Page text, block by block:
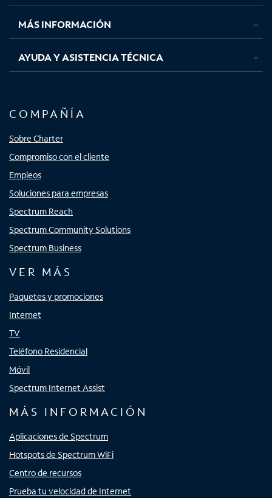
nuevanuevanuevanueva
MÁS INFORMACIÓN
AYUDA Y ASISTENCIA TÉCNICA
COMPAÑÍA
Sobre Charter
Compromiso con el cliente
Empleos
Soluciones para empresas
Spectrum Reach
Spectrum Community Solutions
Spectrum Business
VER MÁS
Paquetes y promociones
Internet
TV
Teléfono Residencial
Móvil
Spectrum Internet Assist
MÁS INFORMACIÓN
Aplicaciones de Spectrum
Hotspots de Spectrum WiFi
Centro de recursos
Prueba tu velocidad de Internet